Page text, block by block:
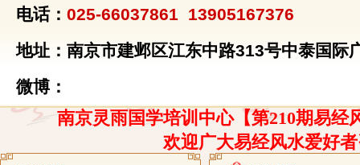
电话： 025-66037861 13905167376
地址：南京市建邺区江东中路313号中泰国际
微博：
南京灵雨国学培训中心【第210期易经
欢迎广大易经风水爱好